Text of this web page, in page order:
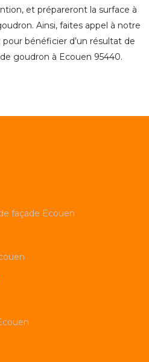
et prépareront la surface à
Ainsi, faites appel à notre
bénéficier d’un résultat de
goudron à Ecouen 95440.
façade Ecouen